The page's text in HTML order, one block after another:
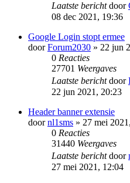
Laatste berichtdoor
08 dec 2021, 19:36
Google Login stopt ermee
doorForum2030 » 22 jun
0 Reacties
27701 Weergaves
Laatste berichtdoor
22 jun 2021, 20:23
Header banner extensie
doornl1sms » 27 mei
0 Reacties
31440 Weergaves
Laatste berichtdoor
27 mei 2021, 12:04